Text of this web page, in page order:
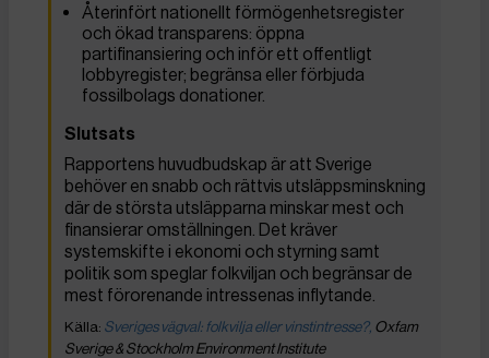
Återinfört nationellt förmögenhetsregister
och ökad transparens: öppna
partifinansiering och inför ett offentligt
lobbyregister; begränsa eller förbjuda
fossilbolags donationer.
Slutsats
Rapportens huvudbudskap är att Sverige
behöver en snabb och rättvis utsläppsminskning
där de största utsläpparna minskar mest och
finansierar omställningen. Det kräver
systemskifte i ekonomi och styrning samt
politik som speglar folkviljan och begränsar de
mest förorenande intressenas inflytande.
Sveriges vägval: folkvilja eller vinstintresse?, Oxfam
Sverige & Stockholm Environment Institute